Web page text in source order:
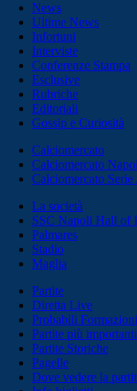
News
Ultime News
Infortuni
Interviste
Conferenze Stampa
Esclusive
Rubriche
Editoriali
Gossip e Curiosità
Calciomercato
Calciomercato
Calciomercato Serie
La società
SSC Napoli Hall of
Palmares
Stadio
Maglia
Partite
Diretta Live
Probabili Formazioni
Partite più importanti
Partite Storiche
Pagelle
Dove vedere la